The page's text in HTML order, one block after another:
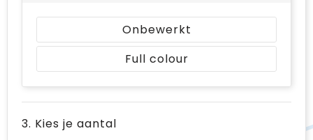
Onbewerkt
Full colour
3. Kies je aantal